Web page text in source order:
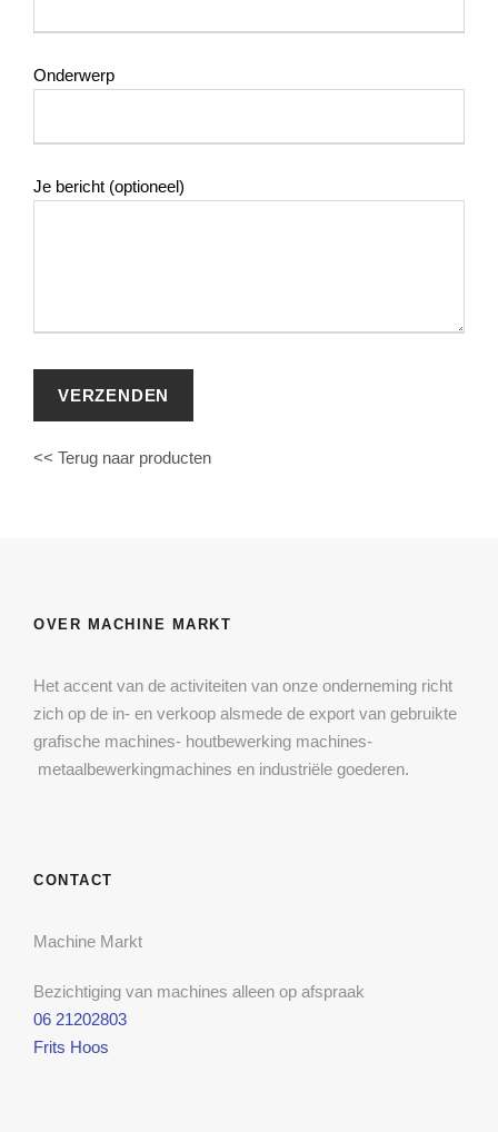
Onderwerp
Je bericht (optioneel)
<< Terug naar producten
OVER MACHINE MARKT
Het accent van de activiteiten van onze onderneming richt
zich op de in- en verkoop alsmede de export van gebruikte
grafische machines- houtbewerking machines-
metaalbewerkingmachines en industriële goederen.
CONTACT
Machine Markt
Bezichtiging van machines alleen op afspraak
06 21202803
Frits Hoos